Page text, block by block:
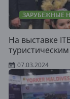
ЗАРУБЕЖНЫЕ
На выставке
07.03.2024